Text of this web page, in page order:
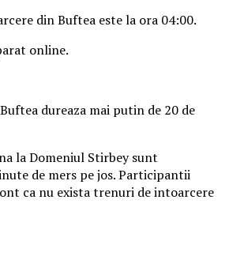
din Buftea este la ora 04:00.
online.
dureaza mai putin de 20 de
la Domeniul Stirbey sunt
de mers pe jos. Participantii
ca nu exista trenuri de intoarcere